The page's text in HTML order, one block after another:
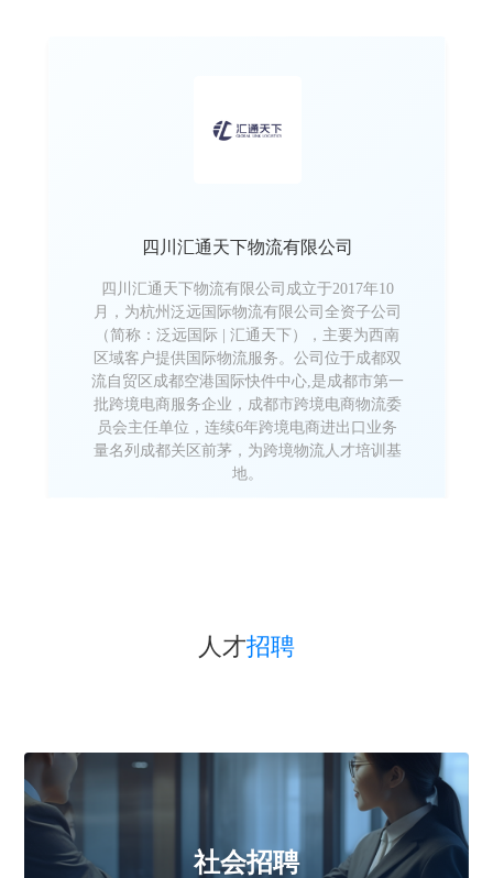
四川汇通天下物流有限公司
四川汇通天下物流有限公司成立于2017年10
月，为杭州泛远国际物流有限公司全资子公司
（简称：泛远国际 | 汇通天下），主要为西南
区域客户提供国际物流服务。公司位于成都双
流自贸区成都空港国际快件中心,是成都市第一
批跨境电商服务企业，成都市跨境电商物流委
员会主任单位，连续6年跨境电商进出口业务
量名列成都关区前茅，为跨境物流人才培训基
地。
人才招聘
社会招聘